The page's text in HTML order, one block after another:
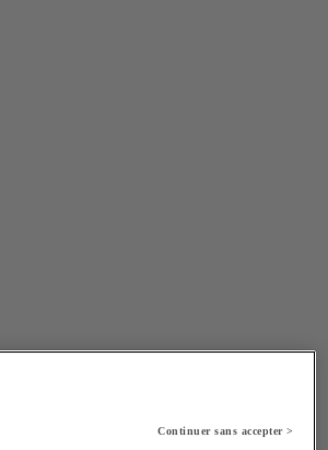
Continuer sans accepter >